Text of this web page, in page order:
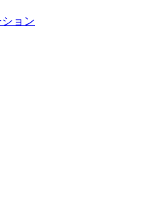
ョン